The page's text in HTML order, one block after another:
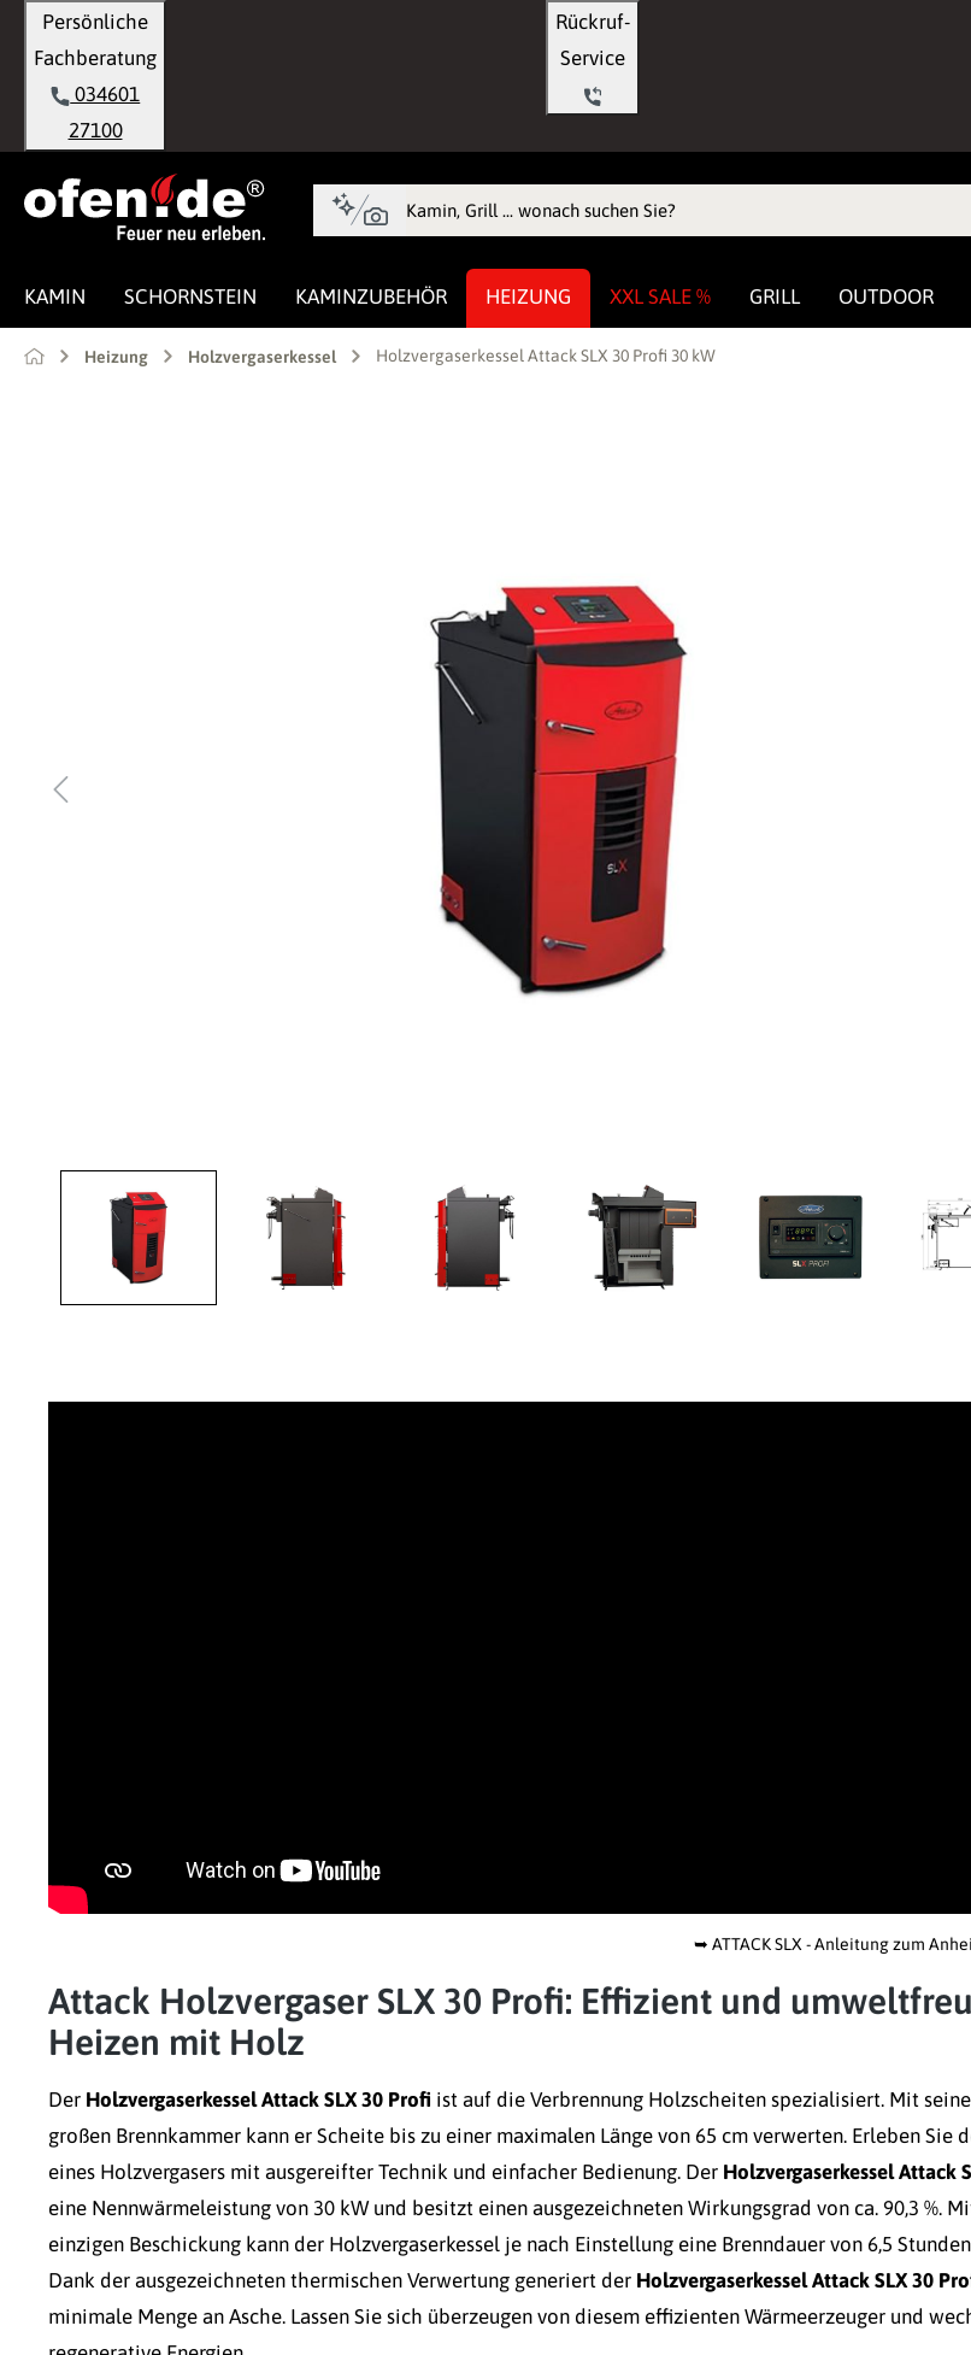
Zur Hauptnavigation springen
Persönliche
Fachberatung
034601
27100
Rückruf-
KAMIN SCHORNSTEIN KAMINZUBEHÖR HEIZUNG XXL SALE % GRILL OUTDOOR
Heizung Holzvergaserkessel Holzvergaserkessel Attack SLX 30 Profi 30 kW
➥ ATTACK SLX - Anleitung zum
Attack Holzvergaser SLX 30 Profi: Effizient und
Heizen mit Holz
Der Holzvergaserkessel Attack SLX 30 Profi ist auf die Verbrennung Holzscheiten spezialisiert. Mit
großen Brennkammer kann er Scheite bis zu einer maximalen Länge von 65 cm verwerten. Erleben Sie
eines Holzvergasers mit ausgereifter Technik und einfacher Bedienung. Der Holzvergaserkessel Attack
eine Nennwärmeleistung von 30 kW und besitzt einen ausgezeichneten Wirkungsgrad von ca. 90,3 %.
einzigen Beschickung kann der Holzvergaserkessel je nach Einstellung eine Brenndauer von 6,5
Dank der ausgezeichneten thermischen Verwertung generiert der Holzvergaserkessel Attack SLX 30
minimale Menge an Asche. Lassen Sie sich überzeugen von diesem effizienten Wärmeerzeuger und